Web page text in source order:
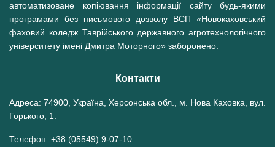
автоматизоване копіювання інформації сайту будь-якими
програмами без письмового дозволу ВСП «Новокаховський
фаховий коледж Таврійського державного агротехнологічного
університету імені Дмитра Моторного» заборонено.
Контакти
Адреса: 74900, Україна, Херсонська обл., м. Нова Каховка, вул.
Горького, 1.
Телефон: +38 (05549) 9-07-10